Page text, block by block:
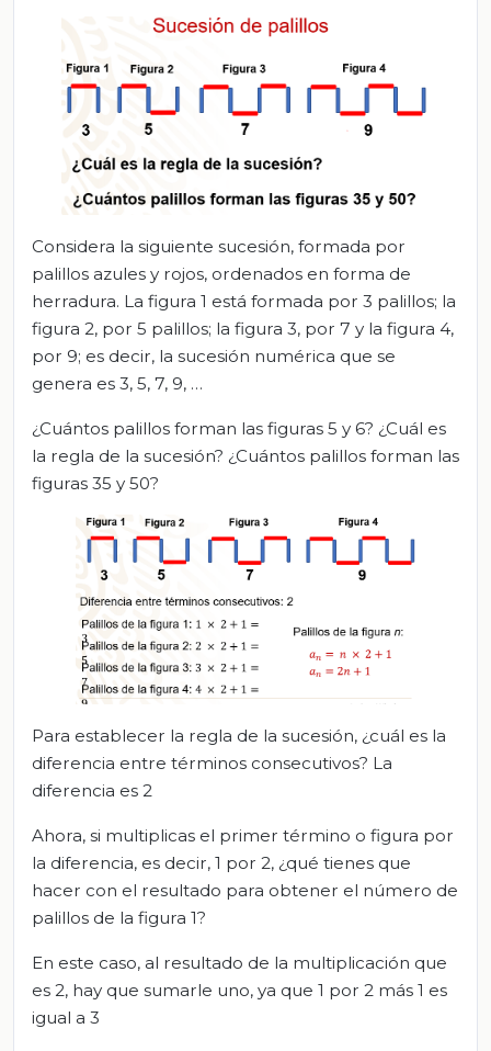
Considera la siguiente sucesión, formada por
palillos azules y rojos, ordenados en forma de
herradura. La figura 1 está formada por 3 palillos; la
figura 2, por 5 palillos; la figura 3, por 7 y la figura 4,
por 9; es decir, la sucesión numérica que se
genera es 3, 5, 7, 9, …
¿Cuántos palillos forman las figuras 5 y 6? ¿Cuál es
la regla de la sucesión? ¿Cuántos palillos forman las
figuras 35 y 50?
Para establecer la regla de la sucesión, ¿cuál es la
diferencia entre términos consecutivos? La
diferencia es 2
Ahora, si multiplicas el primer término o figura por
la diferencia, es decir, 1 por 2, ¿qué tienes que
hacer con el resultado para obtener el número de
palillos de la figura 1?
En este caso, al resultado de la multiplicación que
es 2, hay que sumarle uno, ya que 1 por 2 más 1 es
igual a 3